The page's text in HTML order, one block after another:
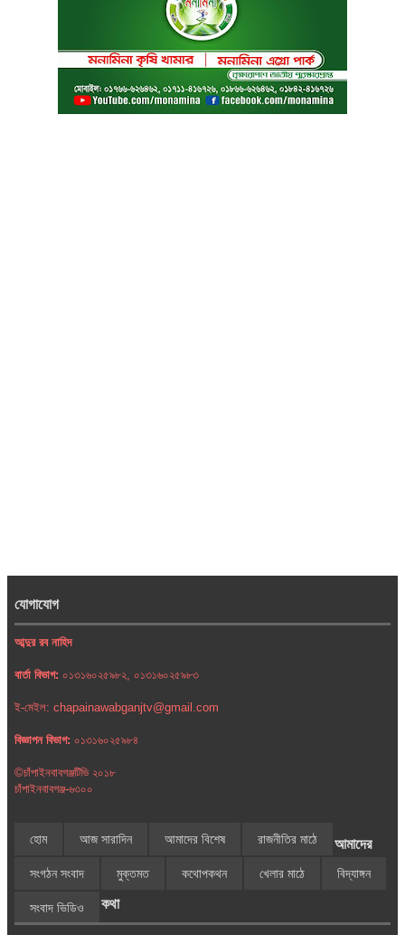
যোগাযোগ
আব্দুর রব নাহিদ
বার্তা বিভাগ: ০১৩১৬০২৫৯৮২, ০১৩১৬০২৫৯৮৩
ই-মেইল: chapainawabganjtv@gmail.com
বিজ্ঞাপন বিভাগ: ০১৩১৬০২৫৯৮৪
©চাঁপাইনবাবগঞ্জটিভি ২০১৮
চাঁপাইনবাবগঞ্জ-৬৩০০
হোম আজ সারাদিন আমাদের বিশেষ রাজনীতির মাঠে
সংগঠন সংবাদ মুক্তমত কথোপকথন খেলার মাঠে বিদ্যাঙ্গন
সংবাদ ভিডিও
আমাদের
কথা